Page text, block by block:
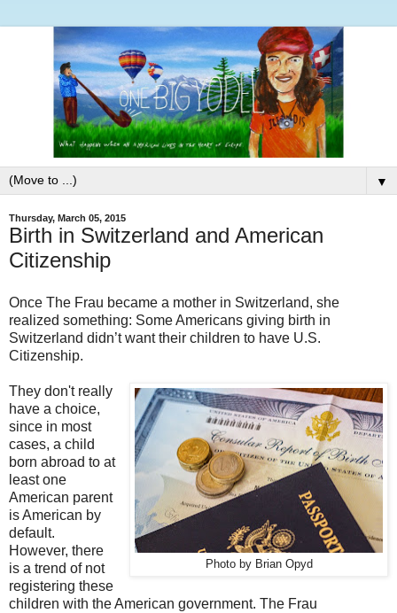
▼
Thursday, March 05, 2015
Birth in Switzerland and American
Citizenship
Once The Frau became a mother in Switzerland, she
realized something: Some Americans giving birth in
Switzerland didn’t want their children to have U.S.
Citizenship.
Photo by Brian Opyd
They don't really
have a choice,
since in most
cases, a child
born abroad to at
least one
American parent
is American by
default.
However, there
is a trend of not
registering these
children with the American government. The Frau